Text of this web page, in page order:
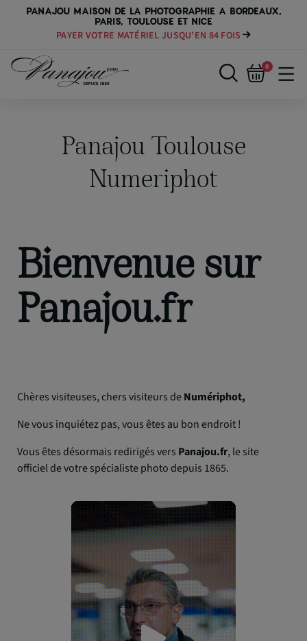
PANAJOU MAISON DE LA PHOTOGRAPHIE A BORDEAUX,
PARIS, TOULOUSE ET NICE
PAYER VOTRE MATÉRIEL JUSQU'EN 84 FOIS
0
Panajou Toulouse
Numeriphot
Bienvenue sur
Panajou.fr
Chères visiteuses, chers visiteurs deNumériphot,
Ne vous inquiétez pas, vous êtes au bon endroit !
Vous êtes désormais redirigés vers Panajou.fr, le site
officiel de votre spécialiste photo depuis 1865.